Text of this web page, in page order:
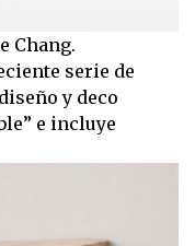
Chang.
serie de
y deco
e incluye